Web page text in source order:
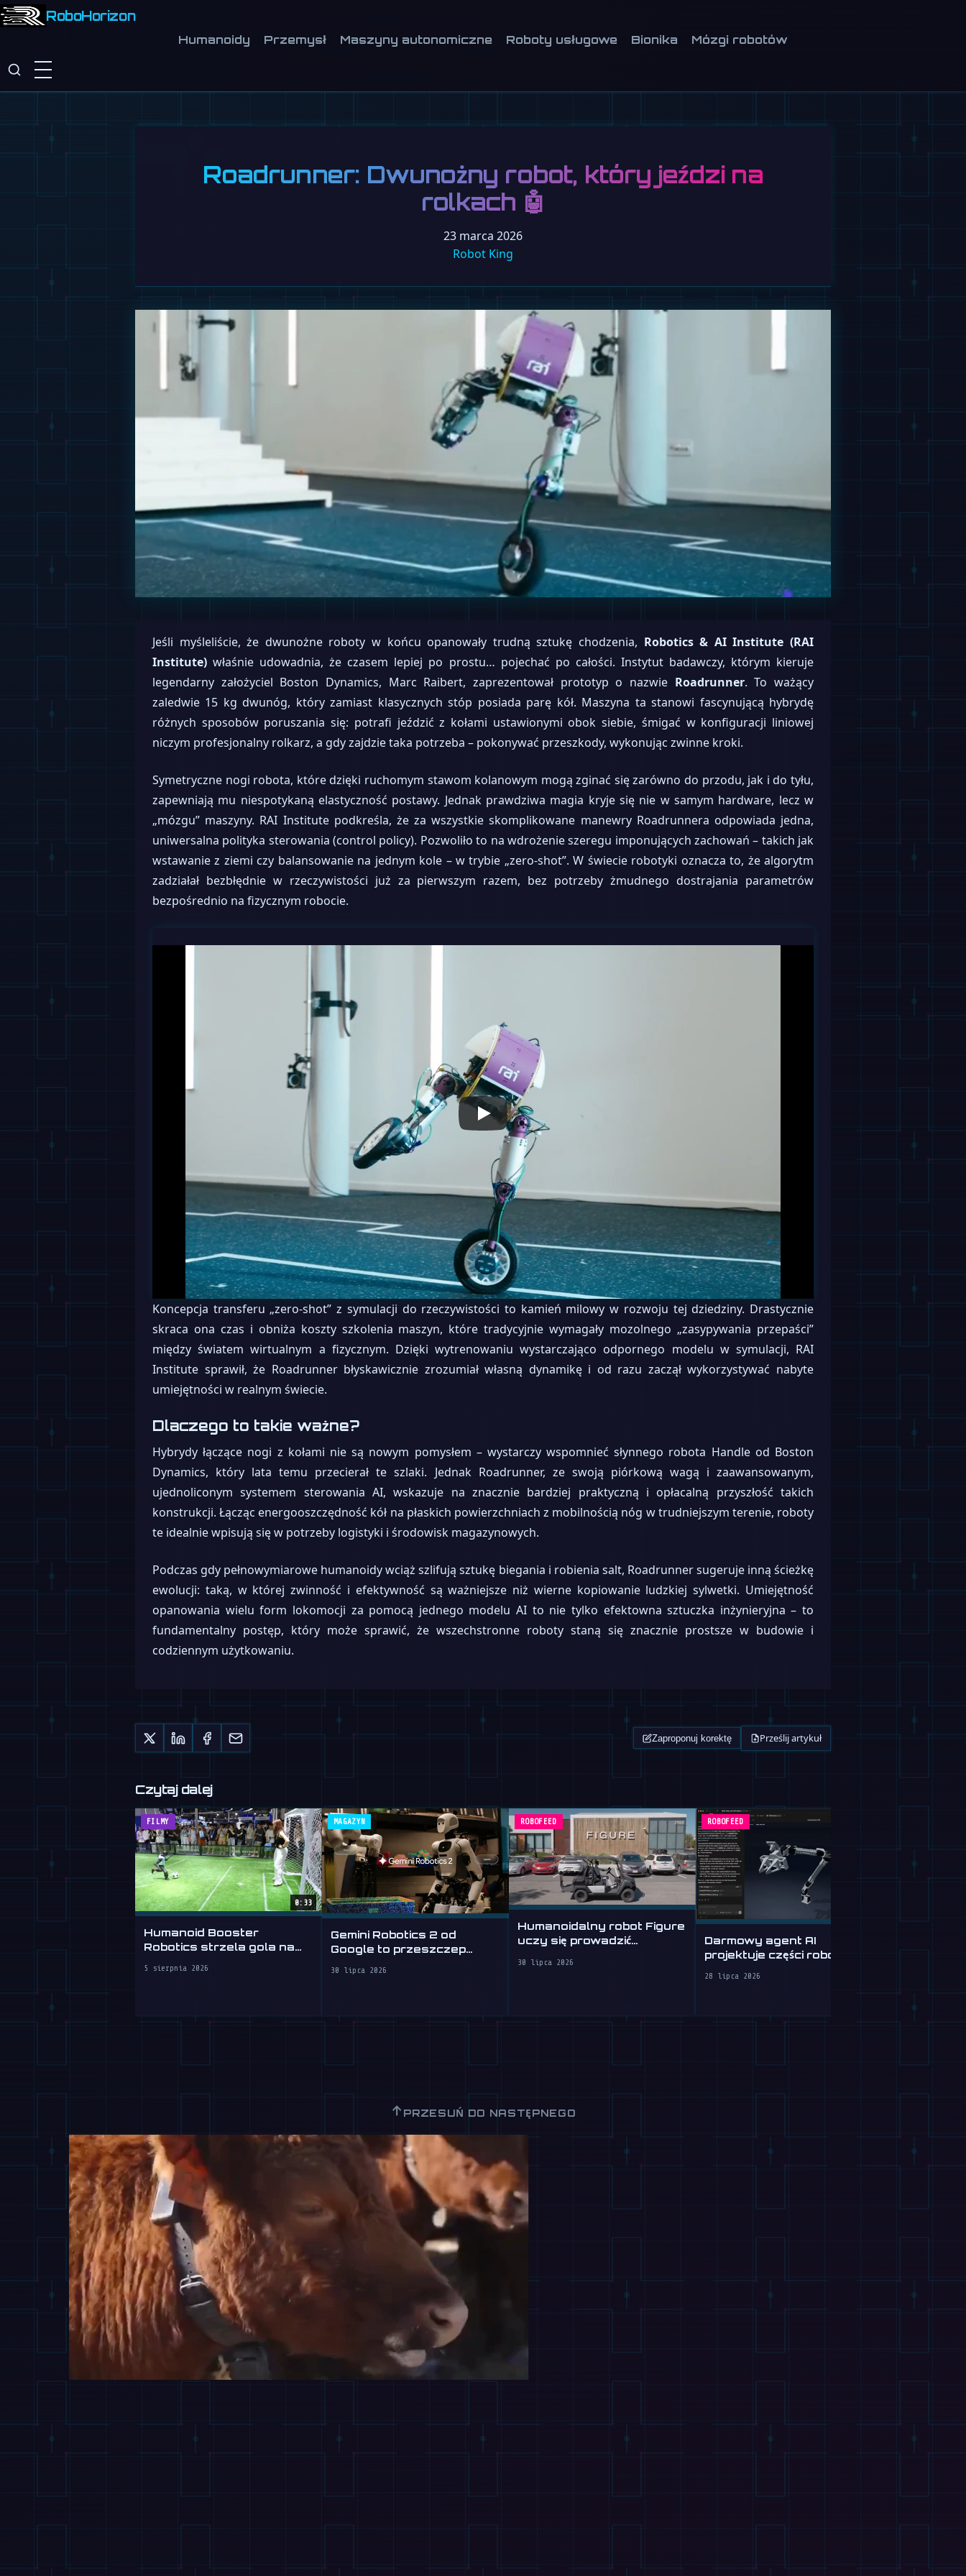
RoboHorizon
Humanoidy Przemysł Maszyny autonomiczne Roboty usługowe Bionika Mózgi robotów
Roadrunner: Dwunożny robot, który jeździ na
rolkach 🤖
23 marca 2026
Robot King
Jeśli myśleliście, że dwunożne roboty w końcu opanowały trudną sztukę chodzenia, Robotics & AI Institute (RAI
Institute) właśnie udowadnia, że czasem lepiej po prostu… pojechać po całości. Instytut badawczy, którym kieruje
legendarny założyciel Boston Dynamics, Marc Raibert, zaprezentował prototyp o nazwie Roadrunner. To ważący
zaledwie 15 kg dwunóg, który zamiast klasycznych stóp posiada parę kół. Maszyna ta stanowi fascynującą hybrydę
różnych sposobów poruszania się: potrafi jeździć z kołami ustawionymi obok siebie, śmigać w konfiguracji liniowej
niczym profesjonalny rolkarz, a gdy zajdzie taka potrzeba – pokonywać przeszkody, wykonując zwinne kroki.
Symetryczne nogi robota, które dzięki ruchomym stawom kolanowym mogą zginać się zarówno do przodu, jak i do tyłu,
zapewniają mu niespotykaną elastyczność postawy. Jednak prawdziwa magia kryje się nie w samym hardware, lecz w
„mózgu” maszyny. RAI Institute podkreśla, że za wszystkie skomplikowane manewry Roadrunnera odpowiada jedna,
uniwersalna polityka sterowania (control policy). Pozwoliło to na wdrożenie szeregu imponujących zachowań – takich jak
wstawanie z ziemi czy balansowanie na jednym kole – w trybie „zero-shot”. W świecie robotyki oznacza to, że algorytm
zadziałał bezbłędnie w rzeczywistości już za pierwszym razem, bez potrzeby żmudnego dostrajania parametrów
bezpośrednio na fizycznym robocie.
Koncepcja transferu „zero-shot” z symulacji do rzeczywistości to kamień milowy w rozwoju tej dziedziny. Drastycznie
skraca ona czas i obniża koszty szkolenia maszyn, które tradycyjnie wymagały mozolnego „zasypywania przepaści”
między światem wirtualnym a fizycznym. Dzięki wytrenowaniu wystarczająco odpornego modelu w symulacji, RAI
Institute sprawił, że Roadrunner błyskawicznie zrozumiał własną dynamikę i od razu zaczął wykorzystywać nabyte
umiejętności w realnym świecie.
Dlaczego to takie ważne?
Hybrydy łączące nogi z kołami nie są nowym pomysłem – wystarczy wspomnieć słynnego robota Handle od Boston
Dynamics, który lata temu przecierał te szlaki. Jednak Roadrunner, ze swoją piórkową wagą i zaawansowanym,
ujednoliconym systemem sterowania AI, wskazuje na znacznie bardziej praktyczną i opłacalną przyszłość takich
konstrukcji. Łącząc energooszczędność kół na płaskich powierzchniach z mobilnością nóg w trudniejszym terenie, roboty
te idealnie wpisują się w potrzeby logistyki i środowisk magazynowych.
Podczas gdy pełnowymiarowe humanoidy wciąż szlifują sztukę biegania i robienia salt, Roadrunner sugeruje inną ścieżkę
ewolucji: taką, w której zwinność i efektywność są ważniejsze niż wierne kopiowanie ludzkiej sylwetki. Umiejętność
opanowania wielu form lokomocji za pomocą jednego modelu AI to nie tylko efektowna sztuczka inżynieryjna – to
fundamentalny postęp, który może sprawić, że wszechstronne roboty staną się znacznie prostsze w budowie i
codziennym użytkowaniu.
Zaproponuj korektę Prześlij artykuł
Czytaj dalej
FILMY
0:33
Humanoid Booster
Robotics strzela gola na
5 sierpnia 2026
MAGAZYN
Gemini Robotics 2 od
Google to przeszczep
30 lipca 2026
ROBOFEED
Humanoidalny robot Figure
uczy się prowadzić
30 lipca 2026
ROBOFEED
Darmowy agent AI
projektuje części robotów z
28 lipca 2026
↑ PRZESUŃ DO NASTĘPNEGO